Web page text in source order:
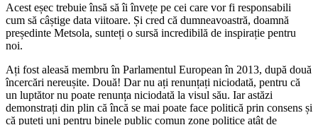
Acest eșec trebuie însă să îi învețe pe cei care vor fi responsabili
cum să câștige data viitoare. Și cred că dumneavoastră, doamnă
președinte Metsola, sunteți o sursă incredibilă de inspirație pentru
noi.
Ați fost aleasă membru în Parlamentul European în 2013, după două
încercări nereușite. Două! Dar nu ați renunțați niciodată, pentru că
un luptător nu poate renunța niciodată la visul său. Iar astăzi
demonstrați din plin că încă se mai poate face politică prin consens și
că puteți uni pentru binele public comun zone politice atât de